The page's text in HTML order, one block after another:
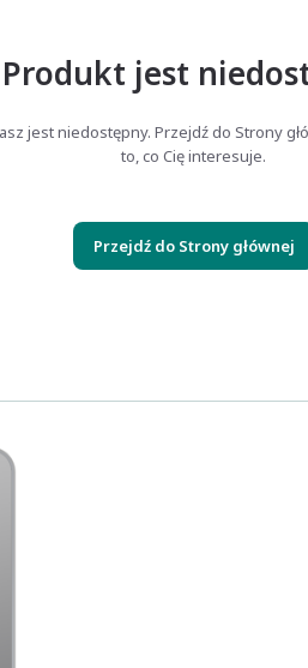
Produkt jest
jest niedostępny. Przejdź do Strony
to, co Cię interesuje.
Przejdź do Strony głównej